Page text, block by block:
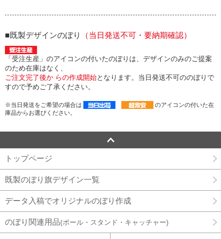
■既製デザインのぼり （当日発送不可・要納期確認）
「受注生産」のアイコンの付いたのぼりは、デザインのみのご提案
のため在庫はなく、
ご注文完了後か らの作成開始となります。当日発送不可ののぼりで
すので予めご了承ください。
※当日発送をご希望の場合は
のアイコンの付いた在
庫品からお選びください。
トップページ
既製のぼり旗デザイン一覧
データ入稿でオリジナルのぼり作成
のぼり関連用品(ポール・スタンド・キャッチャー)